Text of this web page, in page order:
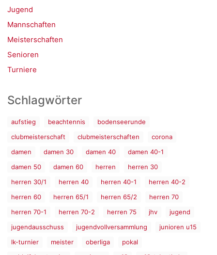
Jugend
Mannschaften
Meisterschaften
Senioren
Turniere
Schlagwörter
aufstieg beachtennis
bodenseerunde
clubmeisterschaft
clubmeisterschaften
corona
damen
damen 30 damen 40
damen 40-1
damen 50
damen 60 herren
herren 30
herren 30/1
herren 40 herren 40-1
herren 40-2
herren 60
herren 65/1 herren 65/2
herren 70
herren 70-1
herren 70-2 herren 75 jhv
jugend
jugendausschuss
jugendvollversammlung
junioren u15
lk-turnier
meister oberliga
pokal